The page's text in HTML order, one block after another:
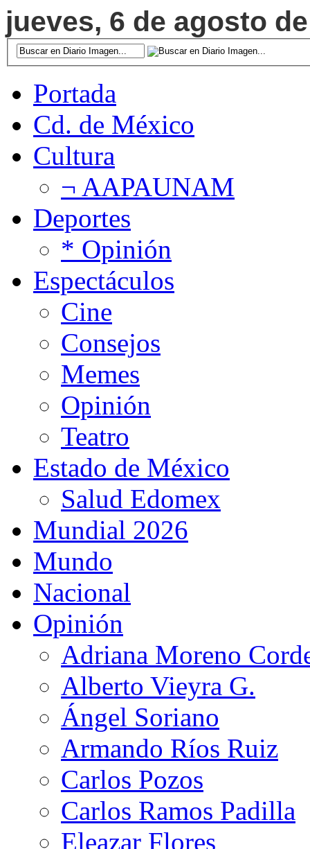
jueves, 6 de agosto
Portada
Cd. de México
Cultura
¬ AAPAUNAM
Deportes
* Opinión
Espectáculos
Cine
Consejos
Memes
Opinión
Teatro
Estado de México
Salud Edomex
Mundial 2026
Mundo
Nacional
Opinión
Adriana Moreno
Alberto Vieyra G.
Ángel Soriano
Armando Ríos Ruiz
Carlos Pozos
Carlos Ramos Padilla
Eleazar Flores